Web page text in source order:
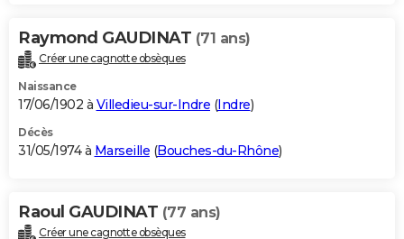
Raymond GAUDINAT (71 ans)
Créer une cagnotte obsèques
Naissance
17/06/1902 à Villedieu-sur-Indre (Indre)
Décès
31/05/1974 à Marseille (Bouches-du-Rhône)
Raoul GAUDINAT (77 ans)
Créer une cagnotte obsèques